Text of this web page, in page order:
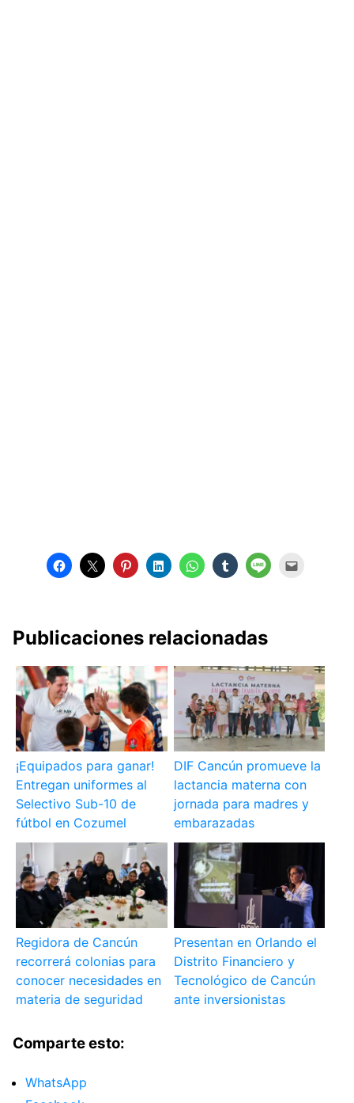
Publicaciones relacionadas
¡Equipados para ganar!
Entregan uniformes al
Selectivo Sub-10 de
fútbol en Cozumel
DIF Cancún promueve la
lactancia materna con
jornada para madres y
embarazadas
Regidora de Cancún
recorrerá colonias para
conocer necesidades en
materia de seguridad
Presentan en Orlando el
Distrito Financiero y
Tecnológico de Cancún
ante inversionistas
Comparte esto:
WhatsApp